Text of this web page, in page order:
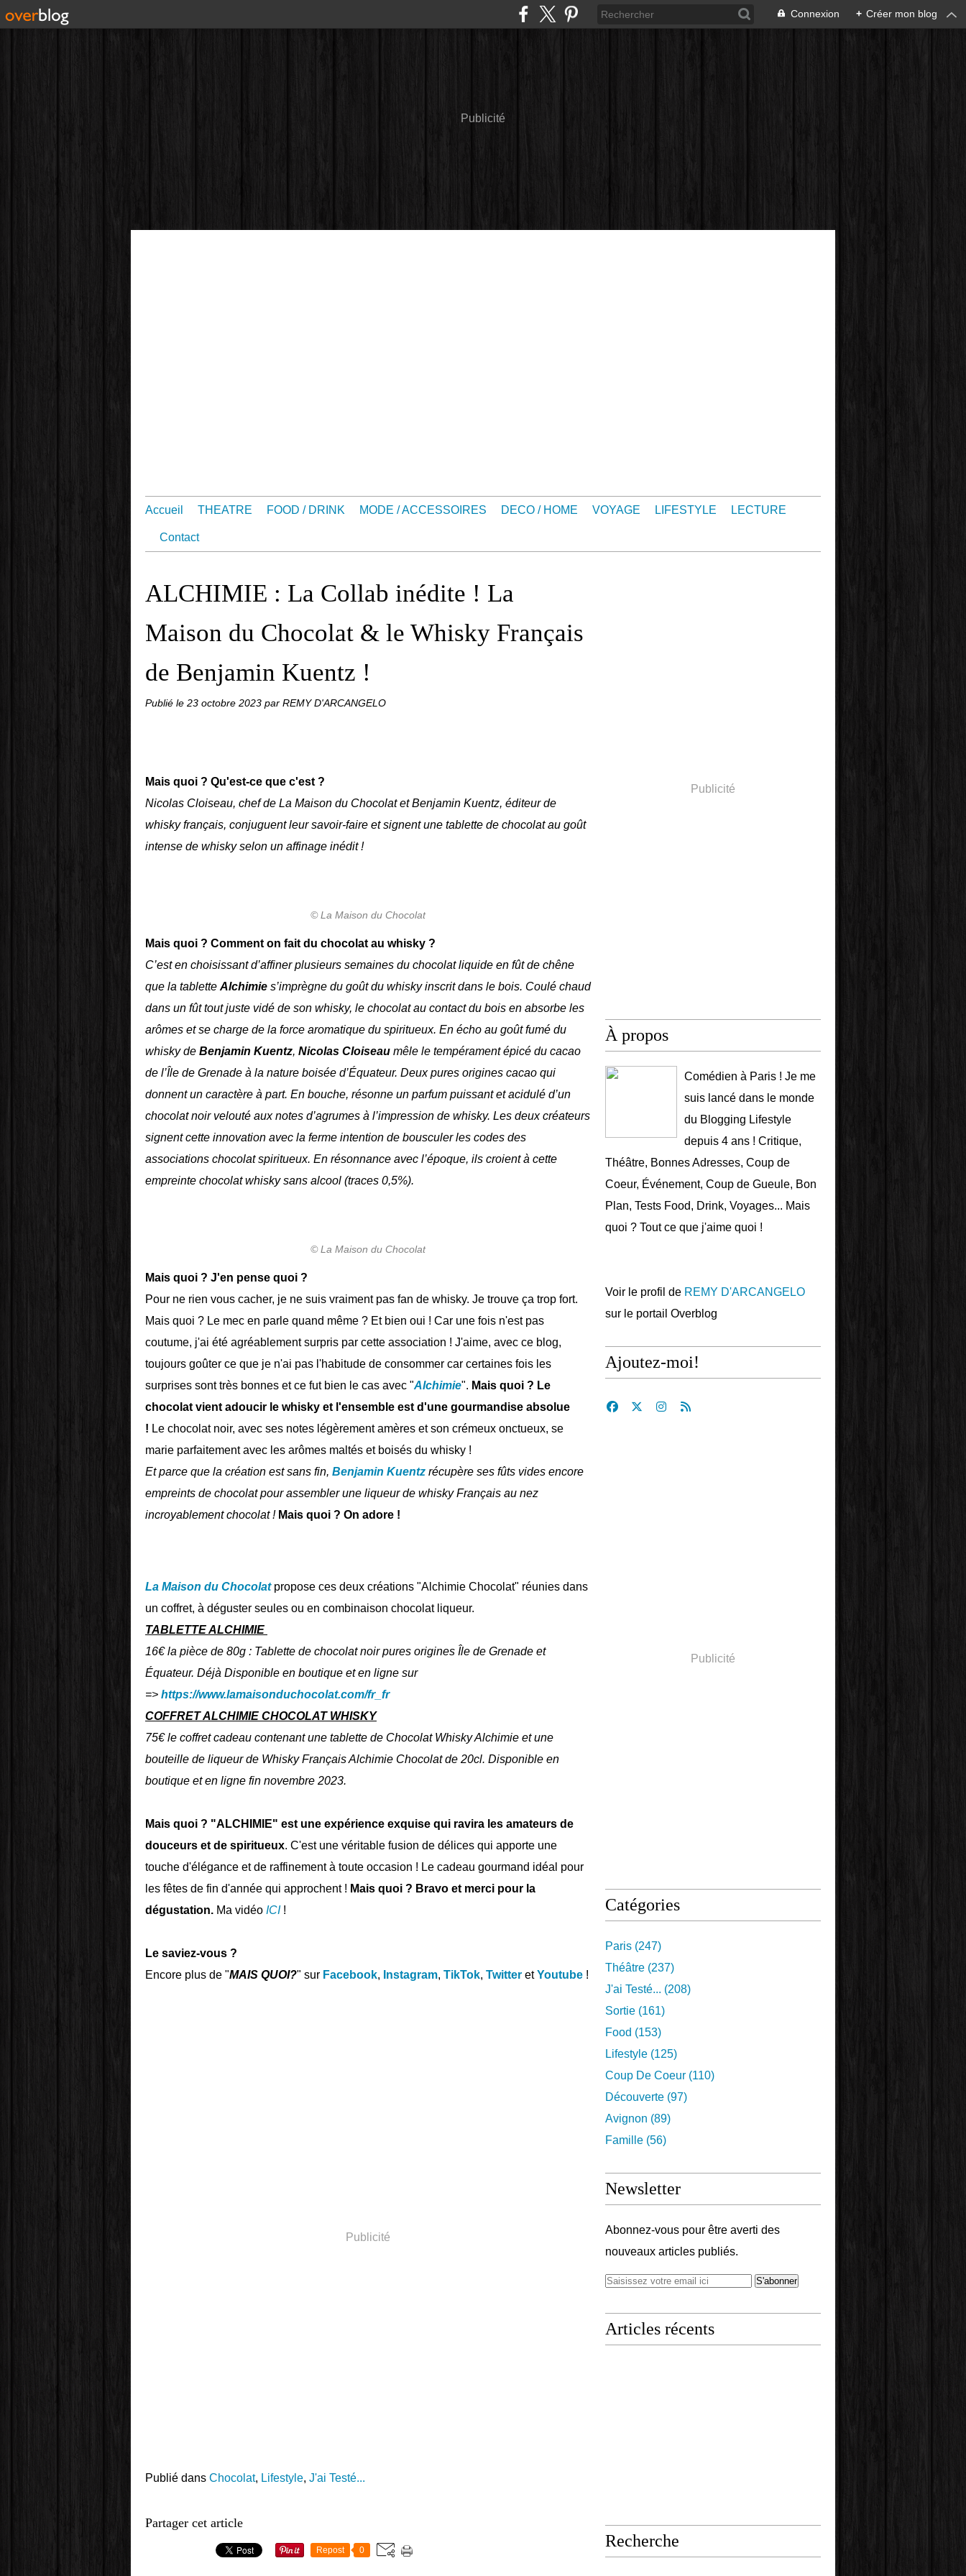
Connexion + Créer mon blog
Publicité
Accueil THEATRE FOOD / DRINK MODE / ACCESSOIRES DECO / HOME VOYAGE LIFESTYLE LECTURE
Contact
ALCHIMIE : La Collab inédite ! La
Maison du Chocolat & le Whisky Français
de Benjamin Kuentz !
Publié le 23 octobre 2023 par REMY D'ARCANGELO
Mais quoi ? Qu'est-ce que c'est ?
Nicolas Cloiseau, chef de La Maison du Chocolat et Benjamin Kuentz, éditeur de
whisky français, conjuguent leur savoir-faire et signent une tablette de chocolat au goût
intense de whisky selon un affinage inédit !
© La Maison du Chocolat
Mais quoi ? Comment on fait du chocolat au whisky ?
C’est en choisissant d’affiner plusieurs semaines du chocolat liquide en fût de chêne
que la tablette Alchimie s’imprègne du goût du whisky inscrit dans le bois. Coulé chaud
dans un fût tout juste vidé de son whisky, le chocolat au contact du bois en absorbe les
arômes et se charge de la force aromatique du spiritueux. En écho au goût fumé du
whisky de Benjamin Kuentz, Nicolas Cloiseau mêle le tempérament épicé du cacao
de l’Île de Grenade à la nature boisée d’Équateur. Deux pures origines cacao qui
donnent un caractère à part. En bouche, résonne un parfum puissant et acidulé d’un
chocolat noir velouté aux notes d’agrumes à l’impression de whisky. Les deux créateurs
signent cette innovation avec la ferme intention de bousculer les codes des
associations chocolat spiritueux. En résonnance avec l’époque, ils croient à cette
empreinte chocolat whisky sans alcool (traces 0,5%).
© La Maison du Chocolat
Mais quoi ? J'en pense quoi ?
Pour ne rien vous cacher, je ne suis vraiment pas fan de whisky. Je trouve ça trop fort.
Mais quoi ? Le mec en parle quand même ? Et bien oui ! Car une fois n'est pas
coutume, j'ai été agréablement surpris par cette association ! J'aime, avec ce blog,
toujours goûter ce que je n'ai pas l'habitude de consommer car certaines fois les
surprises sont très bonnes et ce fut bien le cas avec "Alchimie". Mais quoi ? Le
chocolat vient adoucir le whisky et l'ensemble est d'une gourmandise absolue
! Le chocolat noir, avec ses notes légèrement amères et son crémeux onctueux, se
marie parfaitement avec les arômes maltés et boisés du whisky !
Et parce que la création est sans fin, Benjamin Kuentz récupère ses fûts vides encore
empreints de chocolat pour assembler une liqueur de whisky Français au nez
incroyablement chocolat ! Mais quoi ? On adore !
La Maison du Chocolatpropose ces deux créations "Alchimie Chocolat" réunies dans
un coffret, à déguster seules ou en combinaison chocolat liqueur.
TABLETTE ALCHIMIE
16€ la pièce de 80g : Tablette de chocolat noir pures origines Île de Grenade et
Équateur. Déjà Disponible en boutique et en ligne sur
=> https://www.lamaisonduchocolat.com/fr_fr
COFFRET ALCHIMIE CHOCOLAT WHISKY
75€ le coffret cadeau contenant une tablette de Chocolat Whisky Alchimie et une
bouteille de liqueur de Whisky Français Alchimie Chocolat de 20cl. Disponible en
boutique et en ligne fin novembre 2023.
Mais quoi ? "ALCHIMIE" est une expérience exquise qui ravira les amateurs de
douceurs et de spiritueux. C'est une véritable fusion de délices qui apporte une
touche d'élégance et de raffinement à toute occasion ! Le cadeau gourmand idéal pour
les fêtes de fin d'année qui approchent ! Mais quoi ? Bravo et merci pour la
dégustation. Ma vidéo ICI!
Le saviez-vous ?
Encore plus de "MAIS QUOI?" sur Facebook, Instagram, TikTok, Twitter etYoutube !
Publicité
Publié dans Chocolat, Lifestyle, J'ai Testé...
Partager cet article
Repost 0
Publicité
À propos
Comédien à Paris ! Je me
suis lancé dans le monde
du Blogging Lifestyle
depuis 4 ans ! Critique,
Théâtre, Bonnes Adresses, Coup de
Coeur, Événement, Coup de Gueule, Bon
Plan, Tests Food, Drink, Voyages... Mais
quoi ? Tout ce que j'aime quoi !
Voir le profil de REMY D'ARCANGELO
sur le portail Overblog
Ajoutez-moi!
Publicité
Catégories
Paris (247)
Théâtre (237)
J'ai Testé... (208)
Sortie (161)
Food (153)
Lifestyle (125)
Coup De Coeur (110)
Découverte (97)
Avignon (89)
Famille (56)
Newsletter
Abonnez-vous pour être averti des
nouveaux articles publiés.
Articles récents
Recherche